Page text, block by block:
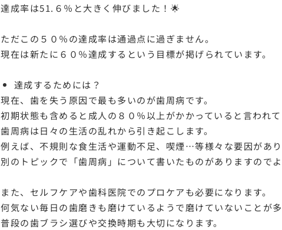
達成率は51.６％と大きく伸びました！🌟
ただこの５０％の達成率は通過点に過ぎません。
現在は新たに６０％達成するという目標が掲げられています。
達成するためには？
現在、歯を失う原因で最も多いのが歯周病です。
初期状態も含めると成人の８０％以上がかかっていると言われて
歯周病は日々の生活の乱れから引き起こします。
例えば、不規則な食生活や運動不足、喫煙…等様々な要因があり
別のトピックで「歯周病」について書いたものがありますので
また、セルフケアや歯科医院でのプロケアも必要になります。
何気ない毎日の歯磨きも磨けているようで磨けていないことが多
普段の歯ブラシ選びや交換時期も大切になります。